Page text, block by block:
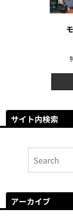
サイト内検索
アーカイブ